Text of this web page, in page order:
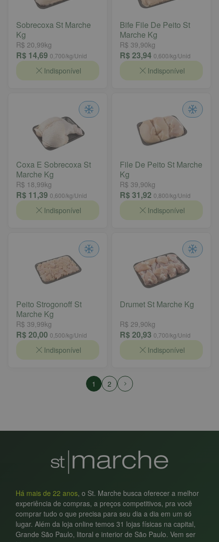
Sobrecoxa St Marche
Kg
R$ 20,99kg
R$ 14,69 0,700/kg/Unid
Indisponível
Bife File De Peito St
Marche Kg
R$ 39,90kg
R$ 23,94 0,600/kg/Unid
Indisponível
Coxa E Sobrecoxa St
Marche Kg
R$ 18,99kg
R$ 11,39 0,600/kg/Unid
Indisponível
File De Peito St Marche
Kg
R$ 39,90kg
R$ 31,92 0,800/kg/Unid
Indisponível
Peito Strogonoff St
Marche Kg
R$ 39,99kg
R$ 20,00 0,500/kg/Unid
Indisponível
Drumet St Marche Kg
R$ 29,90kg
R$ 20,93 0,700/kg/Unid
Indisponível
1 2
Há mais de 22 anos, o St. Marche busca oferecer a melhor
experiência de compras, a preços competitivos, pra você
comprar tudo o que precisa para seu dia a dia em um só
lugar. Além da loja online temos 31 lojas físicas na capital,
Grande São Paulo, litoral e interior de São Paulo. Vem ser